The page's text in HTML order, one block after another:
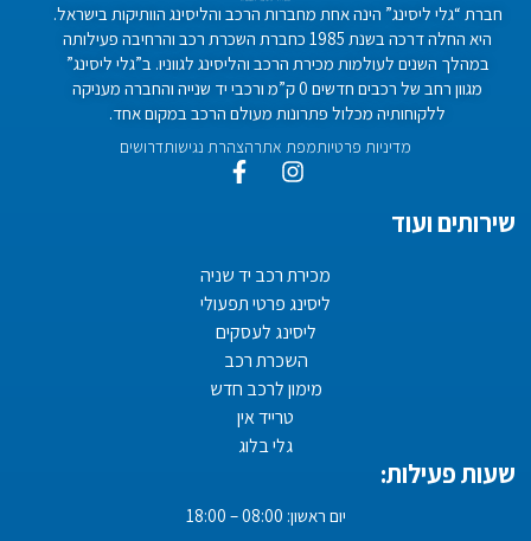
חברת “גלי ליסינג” הינה אחת מחברות הרכב והליסינג הוותיקות בישראל.
היא החלה דרכה בשנת 1985 כחברת השכרת רכב והרחיבה פעילותה
במהלך השנים לעולמות מכירת הרכב והליסינג לגווניו. ב”גלי ליסינג”
מגוון רחב של רכבים חדשים 0 ק”מ ורכבי יד שנייה והחברה מעניקה
ללקוחותיה מכלול פתרונות מעולם הרכב במקום אחד.
מדיניות פרטיותמפת אתרהצהרת נגישותדרושים
שירותים ועוד
מכירת רכב יד שניה
ליסינג פרטי תפעולי
ליסינג לעסקים
השכרת רכב
מימון לרכב חדש
טרייד אין
גלי בלוג
שעות פעילות:
יום ראשון: 08:00 – 18:00